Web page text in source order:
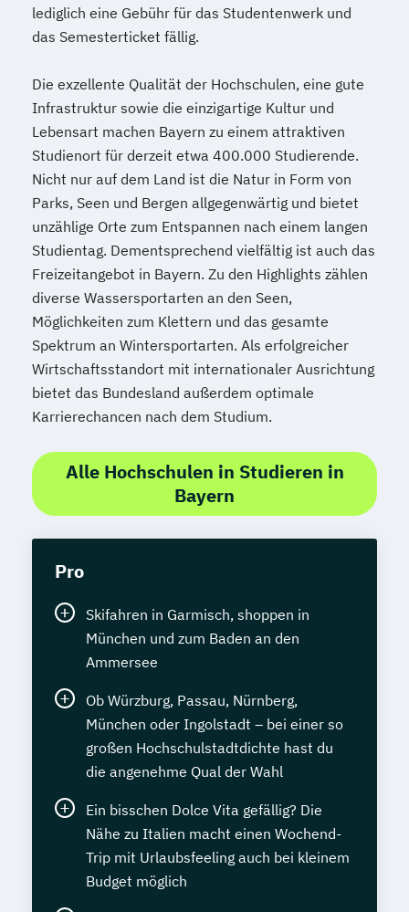
lediglich eine Gebühr für das Studentenwerk und
das Semesterticket fällig.
Die exzellente Qualität der Hochschulen, eine gute
Infrastruktur sowie die einzigartige Kultur und
Lebensart machen Bayern zu einem attraktiven
Studienort für derzeit etwa 400.000 Studierende.
Nicht nur auf dem Land ist die Natur in Form von
Parks, Seen und Bergen allgegenwärtig und bietet
unzählige Orte zum Entspannen nach einem langen
Studientag. Dementsprechend vielfältig ist auch das
Freizeitangebot in Bayern. Zu den Highlights zählen
diverse Wassersportarten an den Seen,
Möglichkeiten zum Klettern und das gesamte
Spektrum an Wintersportarten. Als erfolgreicher
Wirtschaftsstandort mit internationaler Ausrichtung
bietet das Bundesland außerdem optimale
Karrierechancen nach dem Studium.
Alle Hochschulen in Studieren in
Bayern
Pro
Skifahren in Garmisch, shoppen in
München und zum Baden an den
Ammersee
Ob Würzburg, Passau, Nürnberg,
München oder Ingolstadt – bei einer so
großen Hochschulstadtdichte hast du
die angenehme Qual der Wahl
Ein bisschen Dolce Vita gefällig? Die
Nähe zu Italien macht einen Wochend-
Trip mit Urlaubsfeeling auch bei kleinem
Budget möglich